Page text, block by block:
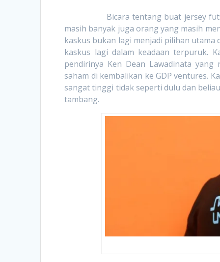
Bicara tentang buat jersey futsal
masih banyak juga orang yang masih
kaskus bukan lagi menjadi pilihan
kaskus lagi dalam keadaan terpuruk.
pendirinya Ken Dean Lawadinata
saham di kembalikan ke GDP ventures.
sangat tinggi tidak seperti dulu dan
tambang.